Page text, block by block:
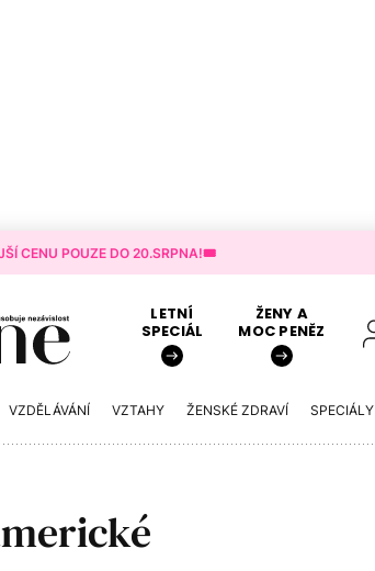
CENU POUZE DO 20.SRPNA!🎟️
LETNÍ
SPECIÁL
ŽENY A
MOC PENĚZ
VZDĚLÁVÁNÍ VZTAHY ŽENSKÉ ZDRAVÍ SPECIÁLY